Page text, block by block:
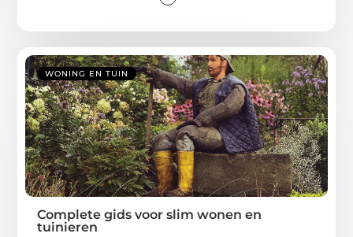
WONING EN TUIN
Complete gids voor slim wonen en
tuinieren